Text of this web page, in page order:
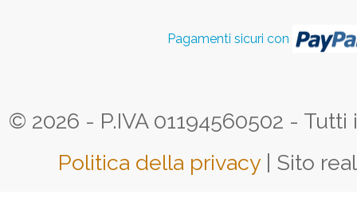
Pagamenti sicuri con
© 2026 - P.IVA 01194560502 -
Politica della privacy | Sito